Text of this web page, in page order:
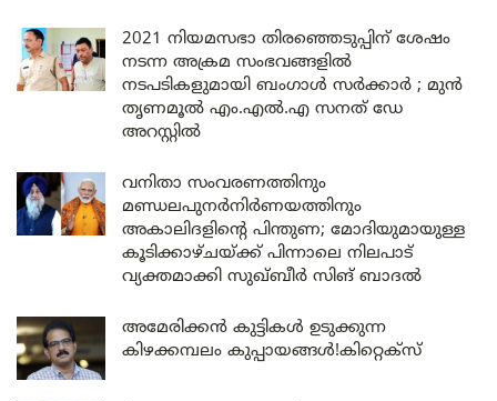
2021 നിയമസഭാ തിരഞ്ഞെടുപ്പിന് ശേഷം
നടന്ന അക്രമ സംഭവങ്ങളിൽ
നടപടികളുമായി ബംഗാൾ സർക്കാർ ; മുൻ
തൃണമൂൽ എം.എൽ.എ സനത് ഡേ
അറസ്റ്റിൽ
വനിതാ സംവരണത്തിനും
മണ്ഡലപുനർനിർണയത്തിനും
അകാലിദളിന്റെ പിന്തുണ; മോദിയുമായുള്ള
കൂടിക്കാഴ്ചയ്ക്ക് പിന്നാലെ നിലപാട്
വ്യക്തമാക്കി സുഖ്ബീർ സിങ് ബാദൽ
അമേരിക്കൻ കുട്ടികൾ ഉടുക്കുന്ന
കിഴക്കമ്പലം കുപ്പായങ്ങൾ!കിറ്റെക്സ്